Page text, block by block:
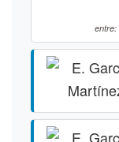
entre: